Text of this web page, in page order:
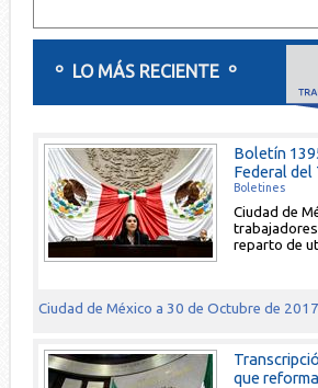
º LO MÁS RECIENTE º
Boletín
Federal del
Boletines
Ciudad de
reparto de
Ciudad de México a 30 de Octubre de 2017
que